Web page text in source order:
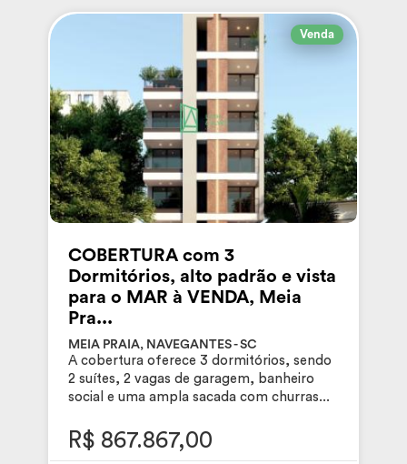
Venda
COBERTURA com 3
Dormitórios, alto padrão e vista
para o MAR à VENDA, Meia
Pra...
MEIA PRAIA, NAVEGANTES - SC
A cobertura oferece 3 dormitórios, sendo
2 suítes, 2 vagas de garagem, banheiro
social e uma ampla sacada com churras...
R$ 867.867,00